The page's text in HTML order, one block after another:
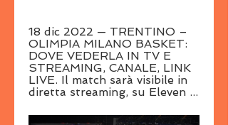
18 dic 2022 — TRENTINO –
OLIMPIA MILANO BASKET:
DOVE VEDERLA IN TV E
STREAMING, CANALE, LINK
LIVE. Il match sarà visibile in
diretta streaming, su Eleven ...